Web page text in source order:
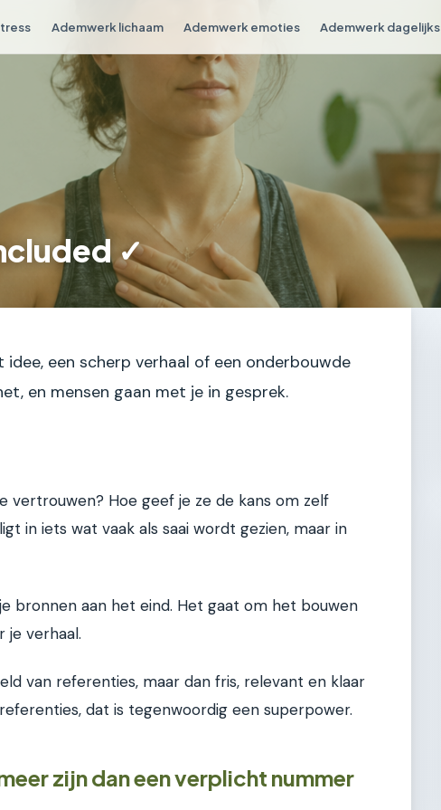
Ademwerk lichaam Ademwerk emoties Ademwerk dagelijks
✓
een scherp verhaal of een onderbouwde
en mensen gaan met je in gesprek.
vertrouwen? Hoe geef je ze de kans om zelf
in iets wat vaak als saai wordt gezien, maar in
bronnen aan het eind. Het gaat om het bouwen
je verhaal.
van referenties, maar dan fris, relevant en klaar
dat is tegenwoordig een superpower.
zijn dan een verplicht nummer